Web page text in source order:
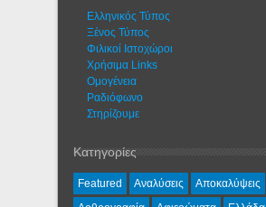
Ελληνικός Τύπος
Ξένος Τύπος
Φιλικοί Ιστοχώροι
Χρήσιμα Links
Ομογένεια
Ραδιόφωνο
Στηρίζουμε
Κατηγορίες
Featured Αναλύσεις
Αποκαλύψεις